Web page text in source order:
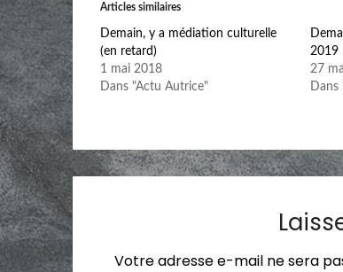
Articles similaires
Demain, y a médiation culturelle
(en retard)
1 mai 2018
Dans "Actu Autrice"
2019
27
Votre adresse e-mail ne sera